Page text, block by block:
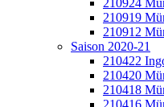
210924
210919
210912
Saison 2020-21
210422
210420
210418
210416